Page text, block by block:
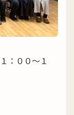
：００～１